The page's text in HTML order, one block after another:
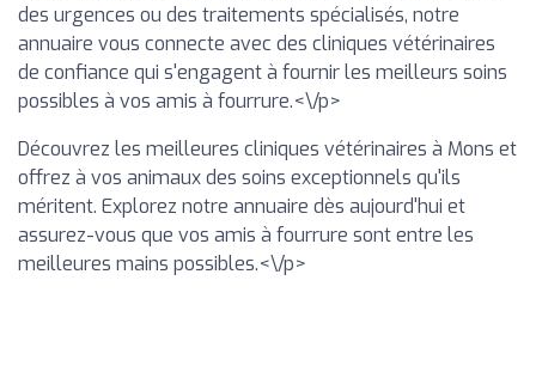
des urgences ou des traitements spécialisés, notre
annuaire vous connecte avec des cliniques vétérinaires
de confiance qui s'engagent à fournir les meilleurs soins
possibles à vos amis à fourrure.<\/p>
Découvrez les meilleures cliniques vétérinaires à Mons et
offrez à vos animaux des soins exceptionnels qu'ils
méritent. Explorez notre annuaire dès aujourd'hui et
assurez-vous que vos amis à fourrure sont entre les
meilleures mains possibles.<\/p>